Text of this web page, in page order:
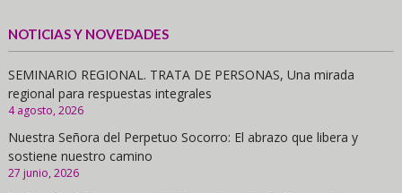
NOTICIAS Y NOVEDADES
SEMINARIO REGIONAL. TRATA DE PERSONAS, Una mirada
regional para respuestas integrales
4 agosto, 2026
Nuestra Señora del Perpetuo Socorro: El abrazo que libera y
sostiene nuestro camino
27 junio, 2026